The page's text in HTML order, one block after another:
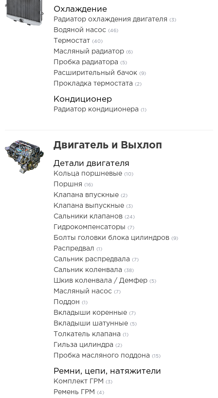
Охлаждение
Радиатор охлаждения двигателя (3)
Водяной насос (46)
Термостат (40)
Масляный радиатор (6)
Пробка радиатора (5)
Расширительный бачок (9)
Прокладка термостата (2)
Кондиционер
Радиатор кондиционера (1)
Двигатель и Выхлоп
Детали двигателя
Кольца поршневые (10)
Поршня (16)
Клапана впускные (2)
Клапана выпускные (3)
Сальники клапанов (24)
Гидрокомпенсаторы (7)
Болты головки блока цилиндров (9)
Распредвал (1)
Сальник распредвала (7)
Сальник коленвала (38)
Шкив коленвала / Демфер (5)
Масляный насос (7)
Поддон (1)
Вкладыши коренные (7)
Вкладыши шатунные (5)
Толкатель клапана (1)
Гильза цилиндра (2)
Пробка масляного поддона (15)
Ремни, цепи, натяжители
Комплект ГРМ (3)
Ремень ГРМ (4)